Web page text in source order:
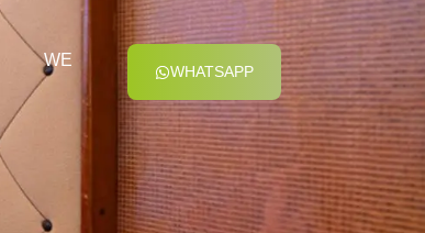
WE
WHATSAPP